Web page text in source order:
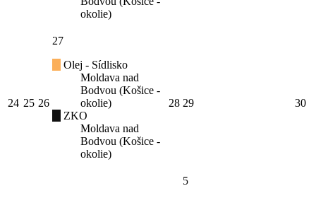
okolie)
24 25 26
27
Olej - Sídlisko
Moldava nad
Bodvou (Košice -
okolie)
ZKO
Moldava nad
Bodvou (Košice -
okolie)
28 29 30
5